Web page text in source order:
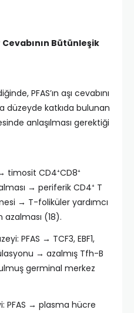
Bütünleşik
PFAS’ın aşı cevabını
düzeyde katkıda bulunan
anlaşılması gerektiği
timosit CD4⁺CD8⁺
→ periferik CD4⁺ T
→ T-foliküler yardımcı
azalması (18).
PFAS → TCF3, EBF1,
→ azalmış Tfh-B
germinal merkez
PFAS → plasma hücre